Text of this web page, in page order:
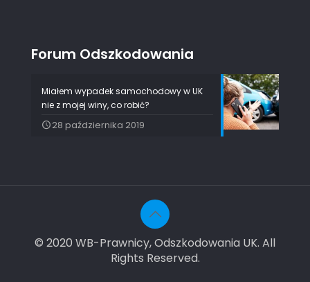
Forum Odszkodowania
Miałem wypadek samochodowy w UK
nie z mojej winy, co robić?
28 października 2019
© 2020 WB-Prawnicy, Odszkodowania UK. All
Rights Reserved.